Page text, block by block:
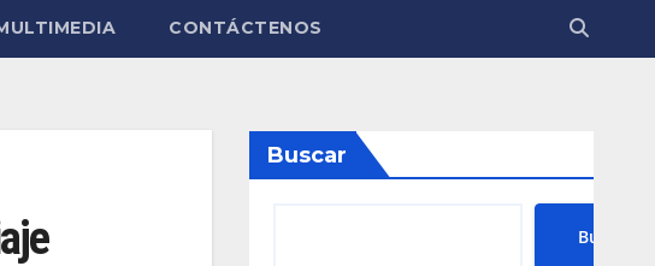
CONTÁCTENOS
Buscar
Buscar